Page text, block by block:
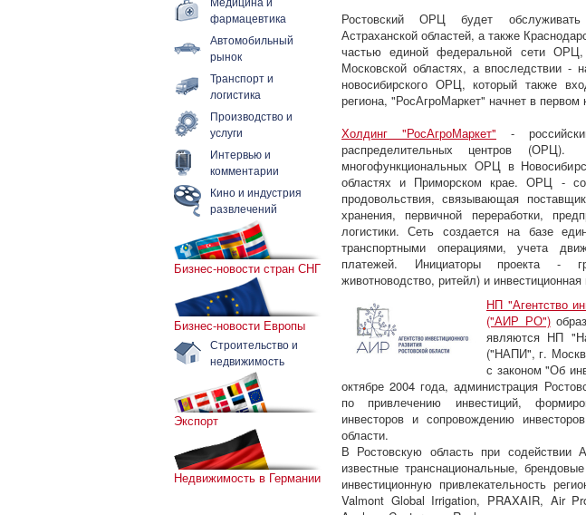
фармацевтика
Автомобильный
рынок
Транспорт и
логистика
Производство и
услуги
Интервью и
комментарии
Кино и индустрия
развлечений
Бизнес-новости стран СНГ
Бизнес-новости Европы
Строительство и
недвижимость
Экспорт
Недвижимость в Германии
Ростовский ОРЦ будет обслуживать
Астраханской областей, а также
частью единой федеральной сети
Московской областях, а впоследствии -
новосибирского ОРЦ, который также
региона, "РосАгроМаркет" начнет в первом
Холдинг "РосАгроМаркет" -
распределительных центров (ОРЦ).
многофункциональных ОРЦ в
областях и Приморском крае. ОРЦ -
продовольствия, связывающая
хранения, первичной переработки,
логистики. Сеть создается на базе
транспортными операциями, учета
платежей. Инициаторы проекта -
животноводство, ритейл) и
НП "Агентство
("АИР РО")
являются НП
("НАПИ", г.
с законом "Об
октябре 2004 года, администрация
по привлечению инвестиций,
инвесторов и сопровождению
области.
В Ростовскую область при содействии
известные транснациональные,
инвестиционную привлекательность
Valmont Global Irrigation, PRAXAIR, Air